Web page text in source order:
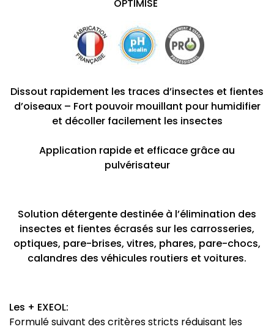
OPTIMISÉ
Dissout rapidement les traces d’insectes et fientes
d’oiseaux – Fort pouvoir mouillant pour humidifier
et décoller facilement les insectes
Application rapide et efficace grâce au
pulvérisateur
Solution détergente destinée à l’élimination des
insectes et fientes écrasés sur les carrosseries,
optiques, pare-brises, vitres, phares, pare-chocs,
calandres des véhicules routiers et voitures.
Les + EXEOL:
Formulé suivant des critères stricts réduisant les